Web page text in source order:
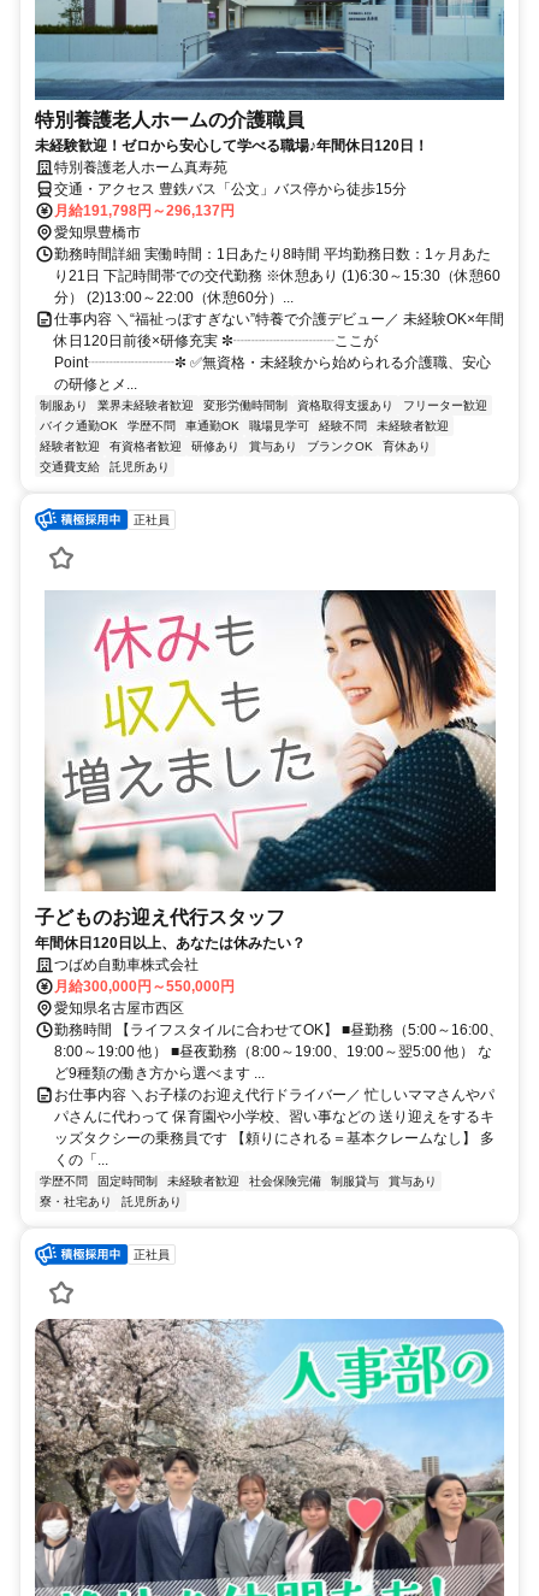
特別養護老人ホームの介護職員
未経験歓迎！ゼロから安心して学べる職場♪年間休日120日！
特別養護老人ホーム真寿苑
交通・アクセス 豊鉄バス「公文」バス停から徒歩15分
月給191,798円～296,137円
愛知県豊橋市
勤務時間詳細 実働時間：1日あたり8時間 平均勤務日数：1ヶ月あた
り21日 下記時間帯での交代勤務 ※休憩あり (1)6:30～15:30（休憩60
分） (2)13:00～22:00（休憩60分）...
仕事内容 ＼“福祉っぽすぎない”特養で介護デビュー／ 未経験OK×年間
休日120日前後×研修充実 ✼┈┈┈┈┈┈┈ここが
Point┈┈┈┈┈┈✼ ✅無資格・未経験から始められる介護職、安心
の研修とメ...
制服あり 業界未経験者歓迎 変形労働時間制 資格取得支援あり
フリーター歓迎
バイク通勤OK
学歴不問 車通勤OK 職場見学可 経験不問
未経験者歓迎
経験者歓迎
有資格者歓迎 研修あり 賞与あり ブランクOK
育休あり
交通費支給
託児所あり
正社員
子どものお迎え代行スタッフ
年間休日120日以上、あなたは休みたい？
つばめ自動車株式会社
月給300,000円～550,000円
愛知県名古屋市西区
勤務時間 【ライフスタイルに合わせてOK】 ■昼勤務（5:00～16:00、
8:00～19:00 他） ■昼夜勤務（8:00～19:00、19:00～翌5:00 他） な
ど9種類の働き方から選べます ...
お仕事内容 ＼お子様のお迎え代行ドライバー／ 忙しいママさんやパ
パさんに代わって 保育園や小学校、習い事などの 送り迎えをするキ
ッズタクシーの乗務員です 【頼りにされる＝基本クレームなし】 多
くの「...
学歴不問 固定時間制 未経験者歓迎 社会保険完備 制服貸与
賞与あり
寮・社宅あり
託児所あり
正社員